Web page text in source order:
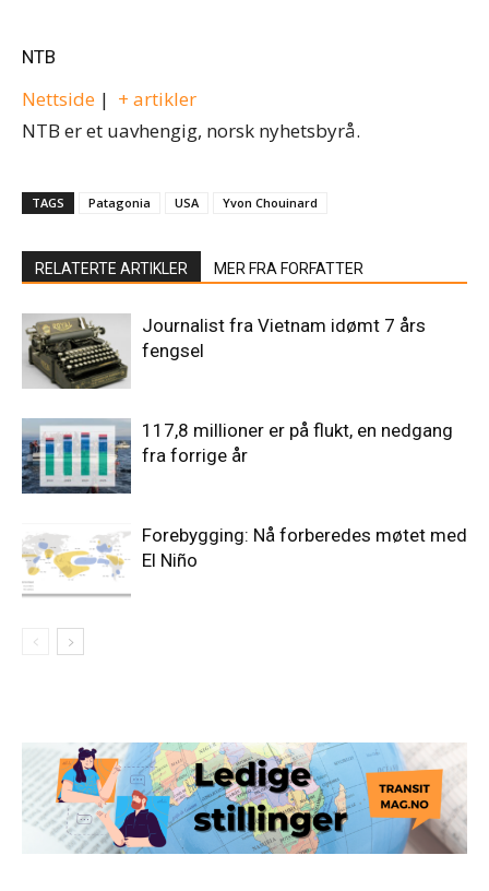
NTB
Nettside | + artikler
NTB er et uavhengig, norsk nyhetsbyrå.
TAGS Patagonia USA Yvon Chouinard
RELATERTE ARTIKLER MER FRA FORFATTER
Journalist fra Vietnam idømt 7 års
fengsel
117,8 millioner er på flukt, en nedgang
fra forrige år
Forebygging: Nå forberedes møtet med
El Niño